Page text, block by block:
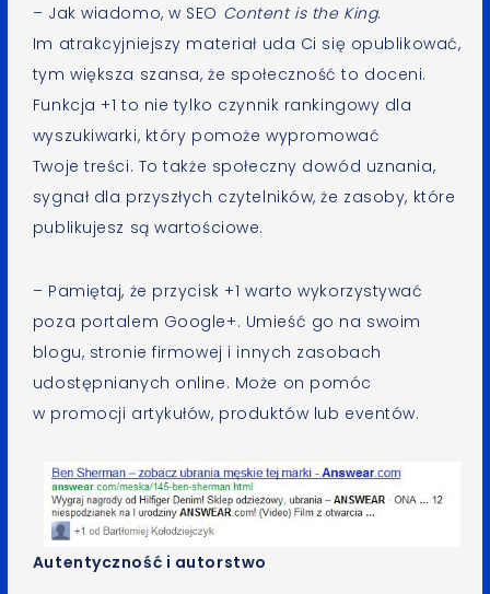
– Jak wiadomo, w SEO Content is the King.
Im atrakcyjniejszy materiał uda Ci się opublikować,
tym większa szansa, że społeczność to doceni.
Funkcja +1 to nie tylko czynnik rankingowy dla
wyszukiwarki, który pomoże wypromować
Twoje treści. To także społeczny dowód uznania,
sygnał dla przyszłych czytelników, że zasoby, które
publikujesz są wartościowe.
– Pamiętaj, że przycisk +1 warto wykorzystywać
poza portalem Google+. Umieść go na swoim
blogu, stronie firmowej i innych zasobach
udostępnianych online. Może on pomóc
w promocji artykułów, produktów lub eventów.
Autentyczność i autorstwo